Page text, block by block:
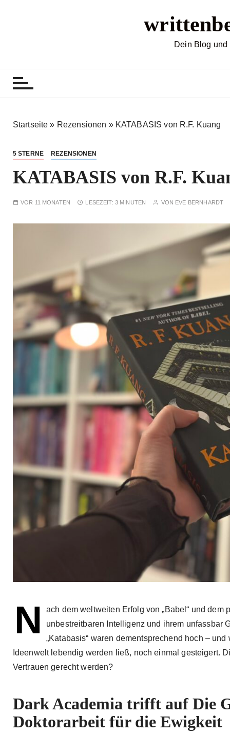
Dein Blog und
Startseite » Rezensionen » KATABASIS von R.F. Kuang
5 STERNE REZENSIONEN
KATABASIS von R.F.
VOR 11 MONATEN LESEZEIT: 3 MINUTEN VON EVE BERNHARDT
N
ach dem weltweiten Erfolg von „Babel“ und dem
unbestreitbaren Intelligenz und ihrem unfassbar
„Katabasis“ waren dementsprechend hoch –
Ideenwelt lebendig werden ließ, noch einmal gesteigert.
Vertrauen gerecht werden?
Dark Academia trifft auf Die
Doktorarbeit für die Ewigkeit